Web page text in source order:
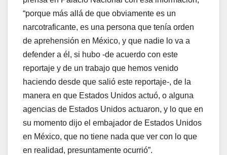
“porque más allá de que obviamente es un
narcotraficante, es una persona que tenía orden
de aprehensión en México, y que nadie lo va a
defender a él, si hubo -de acuerdo con este
reportaje y de un trabajo que hemos venido
haciendo desde que salió este reportaje-, de la
manera en que Estados Unidos actuó, o alguna
agencias de Estados Unidos actuaron, y lo que en
su momento dijo el embajador de Estados Unidos
en México, que no tiene nada que ver con lo que
en realidad, presuntamente ocurrió”.